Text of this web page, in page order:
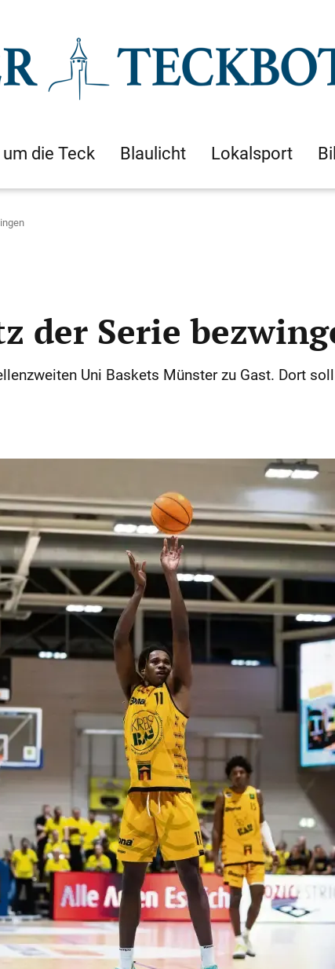
um die Teck Blaulicht Lokalsport
der Serie
Uni Baskets Münster zu Gast. Dort